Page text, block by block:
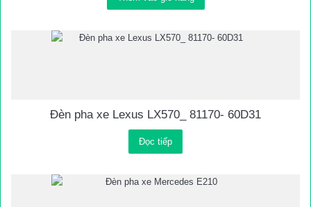
Đèn pha xe Lexus LX570_ 81170- 60D31
Đọc tiếp